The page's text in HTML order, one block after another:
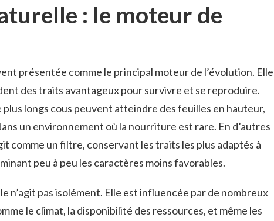
: le moteur de
présentée comme le principal moteur de l’évolution. Elle
des traits avantageux pour survivre et se reproduire.
plus longs cous peuvent atteindre des feuilles en hauteur,
un environnement où la nourriture est rare. En d’autres
comme un filtre, conservant les traits les plus adaptés à
peu à peu les caractères moins favorables.
n’agit pas isolément. Elle est influencée par de nombreux
le climat, la disponibilité des ressources, et même les